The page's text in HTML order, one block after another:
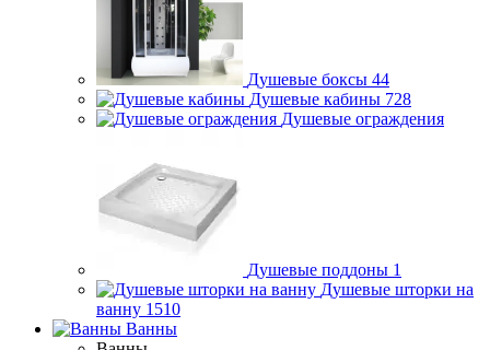
Душевые боксы 44
Душевые кабины 728
Душевые ограждения
Душевые поддоны 1
Душевые шторки на
ванну 1510
Ванны